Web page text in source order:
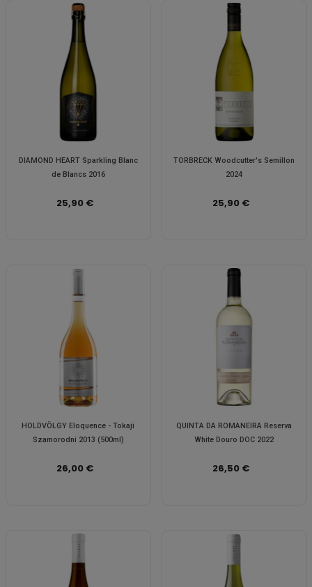
DIAMOND HEART Sparkling Blanc
de Blancs 2016
25,90 €
TORBRECK Woodcutter's Semillon
2024
25,90 €
HOLDVÖLGY Eloquence - Tokaji
Szamorodni 2013 (500ml)
26,00 €
QUINTA DA ROMANEIRA Reserva
White Douro DOC 2022
26,50 €